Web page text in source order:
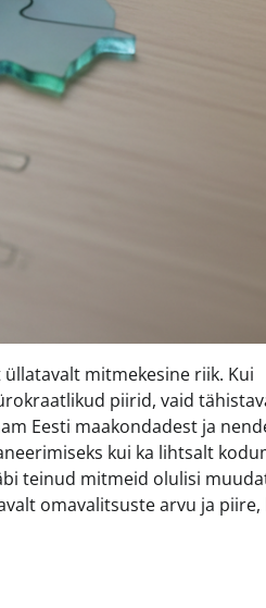
mitmekesine riik. Kui
piirid, vaid
Eesti maakondadest ja
kui ka lihtsalt
teinud mitmeid olulisi
omavalitsuste arvu ja piire,